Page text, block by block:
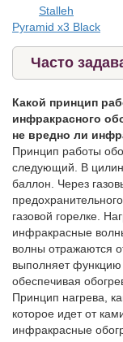
Stalleh
Pyramid x3 Black
Часто
Какой принцип
инфракрасного
не вредно ли
Принцип работы
следующий. В
баллон. Через
газовой горелке.
инфракрасные
волны отражаются
выполняет функцию
обеспечивая
Принцип нагрева,
которое идет от
инфракрасные